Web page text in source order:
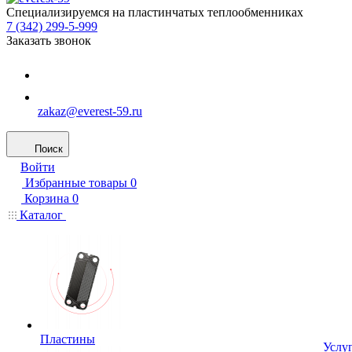
Специализируемся на пластинчатых теплообменниках
7 (342) 299-5-999
Заказать звонок
zakaz@everest-59.ru
Поиск
Войти
Избранные товары 0
Корзина 0
Каталог
Пластины